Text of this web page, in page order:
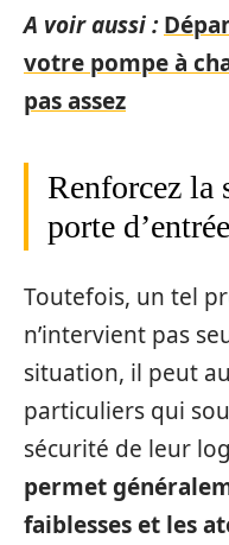
A voir aussi :
votre pompe à
pas assez
Renforcez la
porte d’entrée
Toutefois, un tel
n’intervient pas
situation, il peut
particuliers qui
sécurité de leur
permet
faiblesses et les